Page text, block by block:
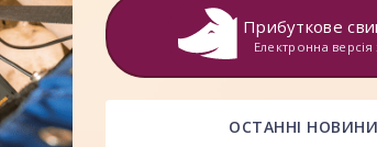
Прибуткове
Електронна
ОСТАННІ НОВИНИ